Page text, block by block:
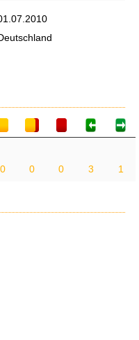
0 0 0 3 1